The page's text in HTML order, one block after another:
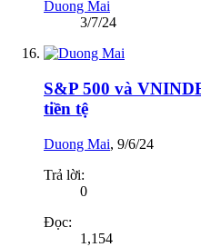
Duong Mai
3/7/24
S&P 500 và
tiền tệ
Duong Mai, 9/6/24
Trả lời:
0
Đọc:
1,154